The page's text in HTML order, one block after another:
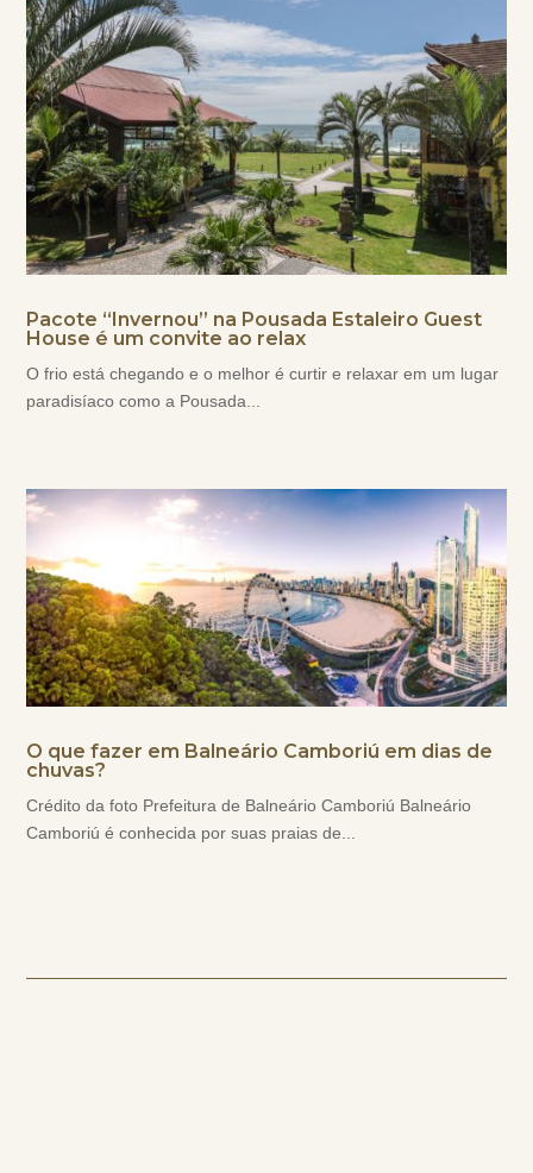
Pacote “Invernou” na Pousada Estaleiro Guest
House é um convite ao relax
O frio está chegando e o melhor é curtir e relaxar em um lugar
paradisíaco como a Pousada...
O que fazer em Balneário Camboriú em dias de
chuvas?
Crédito da foto Prefeitura de Balneário Camboriú Balneário
Camboriú é conhecida por suas praias de...